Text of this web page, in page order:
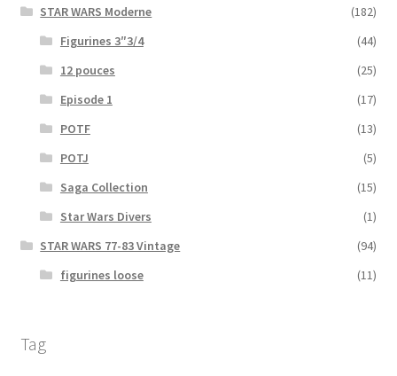
STAR WARS Moderne
(182)
Figurines 3″3/4
(44)
12 pouces
(25)
Episode 1
(17)
POTF
(13)
POTJ
(5)
Saga Collection
(15)
Star Wars Divers
(1)
STAR WARS 77-83 Vintage
(94)
figurines loose
(11)
Tag